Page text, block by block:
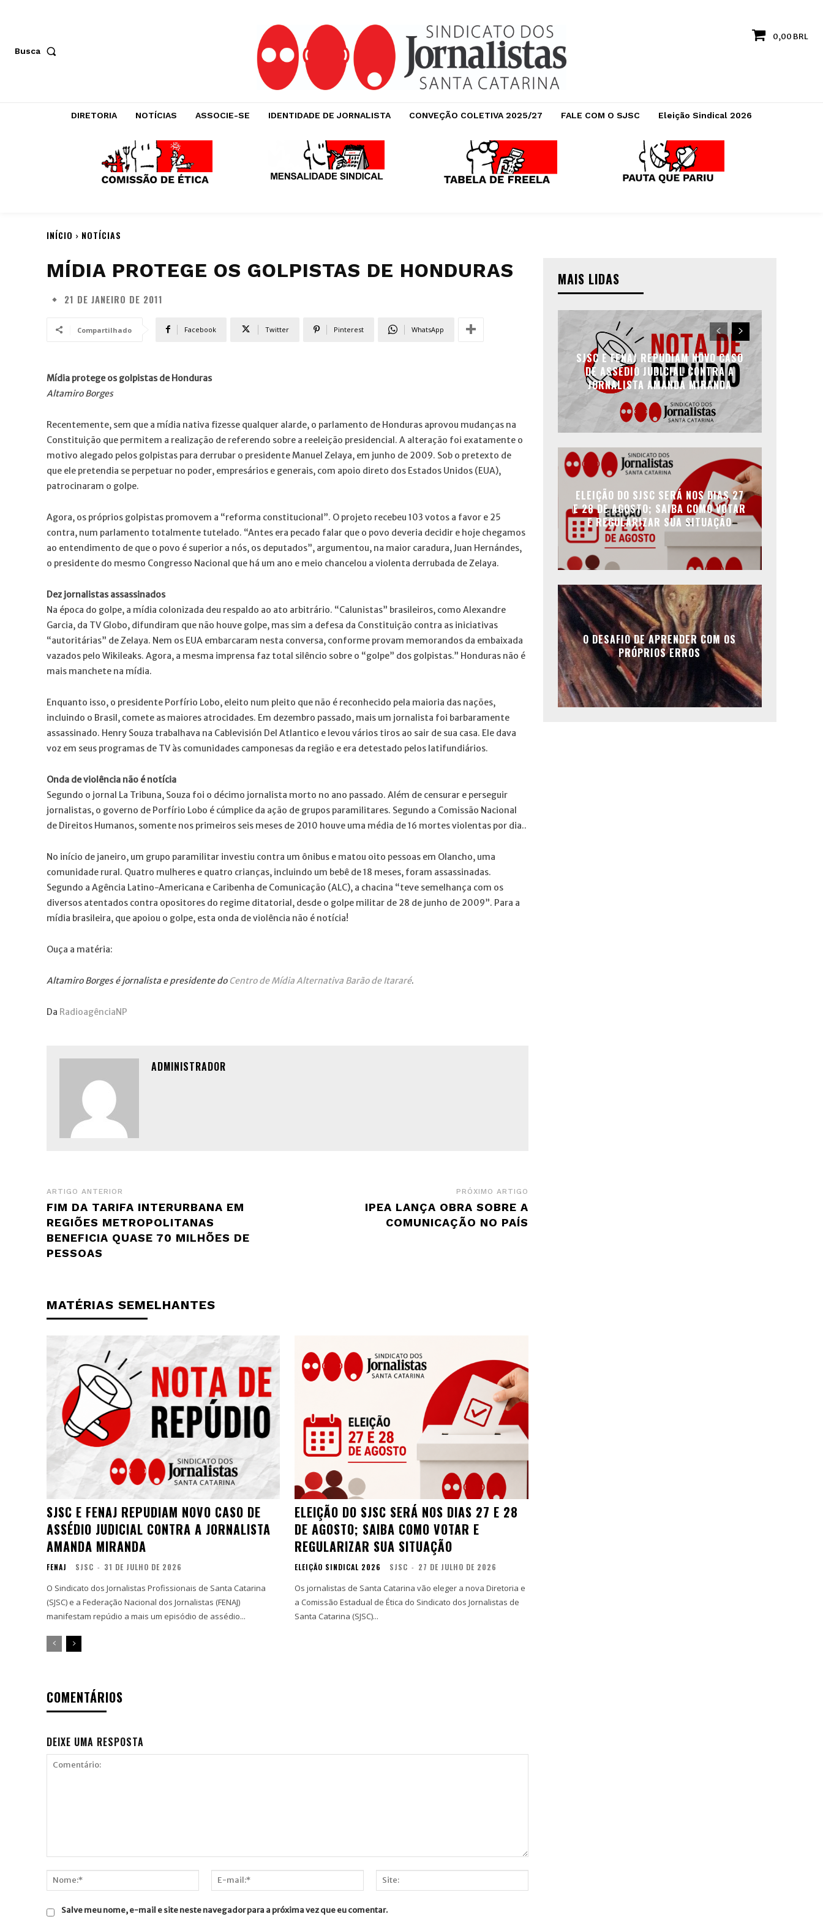
Busca
0,00 BRL
DIRETORIA NOTÍCIAS ASSOCIE-SE IDENTIDADE DE JORNALISTA CONVEÇÃO COLETIVA 2025/27 FALE COM O SJSC Eleição Sindical 2026
INÍCIO NOTÍCIAS
MÍDIA PROTEGE OS GOLPISTAS DE HONDURAS
21 DE JANEIRO DE 2011
Compartilhado Facebook Twitter Pinterest WhatsApp
Mídia protege os golpistas de Honduras
Altamiro Borges
Recentemente, sem que a mídia nativa fizesse qualquer alarde, o parlamento de Honduras aprovou mudanças na
Constituição que permitem a realização de referendo sobre a reeleição presidencial. A alteração foi exatamente o
motivo alegado pelos golpistas para derrubar o presidente Manuel Zelaya, em junho de 2009. Sob o pretexto de
que ele pretendia se perpetuar no poder, empresários e generais, com apoio direto dos Estados Unidos (EUA),
patrocinaram o golpe.
Agora, os próprios golpistas promovem a “reforma constitucional”. O projeto recebeu 103 votos a favor e 25
contra, num parlamento totalmente tutelado. “Antes era pecado falar que o povo deveria decidir e hoje chegamos
ao entendimento de que o povo é superior a nós, os deputados”, argumentou, na maior caradura, Juan Hernándes,
o presidente do mesmo Congresso Nacional que há um ano e meio chancelou a violenta derrubada de Zelaya.
Dez jornalistas assassinados
Na época do golpe, a mídia colonizada deu respaldo ao ato arbitrário. “Calunistas” brasileiros, como Alexandre
Garcia, da TV Globo, difundiram que não houve golpe, mas sim a defesa da Constituição contra as iniciativas
“autoritárias” de Zelaya. Nem os EUA embarcaram nesta conversa, conforme provam memorandos da embaixada
vazados pelo Wikileaks. Agora, a mesma imprensa faz total silêncio sobre o “golpe” dos golpistas.” Honduras não é
mais manchete na mídia.
Enquanto isso, o presidente Porfírio Lobo, eleito num pleito que não é reconhecido pela maioria das nações,
incluindo o Brasil, comete as maiores atrocidades. Em dezembro passado, mais um jornalista foi barbaramente
assassinado. Henry Souza trabalhava na Cablevisión Del Atlantico e levou vários tiros ao sair de sua casa. Ele dava
voz em seus programas de TV às comunidades camponesas da região e era detestado pelos latifundiários.
Onda de violência não é notícia
Segundo o jornal La Tribuna, Souza foi o décimo jornalista morto no ano passado. Além de censurar e perseguir
jornalistas, o governo de Porfírio Lobo é cúmplice da ação de grupos paramilitares. Segundo a Comissão Nacional
de Direitos Humanos, somente nos primeiros seis meses de 2010 houve uma média de 16 mortes violentas por dia..
No início de janeiro, um grupo paramilitar investiu contra um ônibus e matou oito pessoas em Olancho, uma
comunidade rural. Quatro mulheres e quatro crianças, incluindo um bebê de 18 meses, foram assassinadas.
Segundo a Agência Latino-Americana e Caribenha de Comunicação (ALC), a chacina “teve semelhança com os
diversos atentados contra opositores do regime ditatorial, desde o golpe militar de 28 de junho de 2009”. Para a
mídia brasileira, que apoiou o golpe, esta onda de violência não é notícia!
Ouça a matéria:
Altamiro Borges é jornalista e presidente doCentro de Mídia Alternativa Barão de Itararé.
Da RadioagênciaNP
ADMINISTRADOR
ARTIGO ANTERIOR
FIM DA TARIFA INTERURBANA EM
REGIÕES METROPOLITANAS
BENEFICIA QUASE 70 MILHÕES DE
PESSOAS
PRÓXIMO ARTIGO
IPEA LANÇA OBRA SOBRE A
COMUNICAÇÃO NO PAÍS
MATÉRIAS SEMELHANTES
SJSC E FENAJ REPUDIAM NOVO CASO DE
ASSÉDIO JUDICIAL CONTRA A JORNALISTA
AMANDA MIRANDA
FENAJ SJSC - 31 DE JULHO DE 2026
O Sindicato dos Jornalistas Profissionais de Santa Catarina
(SJSC) e a Federação Nacional dos Jornalistas (FENAJ)
manifestam repúdio a mais um episódio de assédio...
ELEIÇÃO DO SJSC SERÁ NOS DIAS 27 E 28
DE AGOSTO; SAIBA COMO VOTAR E
REGULARIZAR SUA SITUAÇÃO
ELEIÇÃO SINDICAL 2026 SJSC - 27 DE JULHO DE 2026
Os jornalistas de Santa Catarina vão eleger a nova Diretoria e
a Comissão Estadual de Ética do Sindicato dos Jornalistas de
Santa Catarina (SJSC)...
COMENTÁRIOS
DEIXE UMA RESPOSTA
mail:*
Salve meu nome, e-mail e site neste navegador para a próxima vez que eu comentar.
MAIS LIDAS
SJSC E FENAJ REPUDIAM NOVO CASO
DE ASSÉDIO JUDICIAL CONTRA A
JORNALISTA AMANDA MIRANDA
ELEIÇÃO DO SJSC SERÁ NOS DIAS 27
E 28 DE AGOSTO; SAIBA COMO VOTAR
E REGULARIZAR SUA SITUAÇÃO
O DESAFIO DE APRENDER COM OS
PRÓPRIOS ERROS